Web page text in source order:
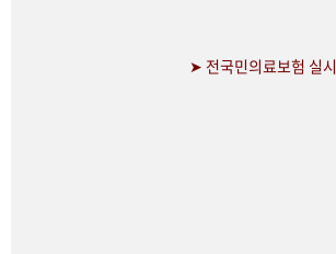
➤ 전국민의료보험 실시